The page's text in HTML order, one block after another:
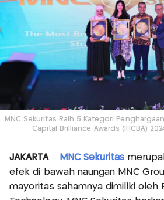
MNC Sekuritas Raih 5 Kategori
Capital Brilliance Awards (IHCBA)
JAKARTA– MNC Sekuritas
efek di bawah naungan MNC
mayoritas sahamnya dimiliki oleh